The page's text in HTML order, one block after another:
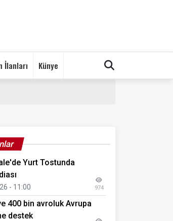
İlanları Künye
Yurt Tostunda
- 11:00 974
400 bin avroluk Avrupa
destek